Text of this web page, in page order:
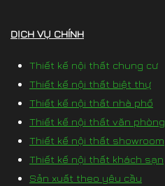
DỊCH VỤ CHÍNH
Thiết kế nội thất chung cư
Thiết kế nội thất biệt thự
Thiết kế nội thất nhà phố
Thiết kế nội thất văn phòng
Thiết kế nội thất showroom
Thiết kế nội thất khách sạn
Sản xuất theo yêu cầu